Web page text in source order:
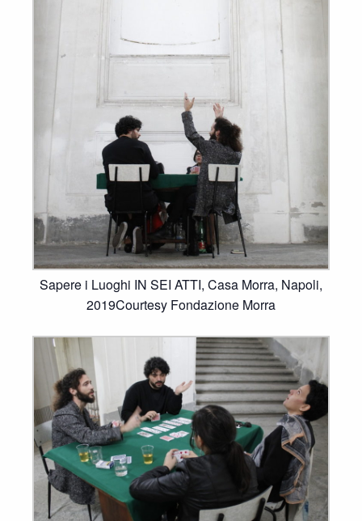
Sapere i Luoghi IN SEI ATTI, Casa Morra, Napoli,
2019Courtesy Fondazione Morra